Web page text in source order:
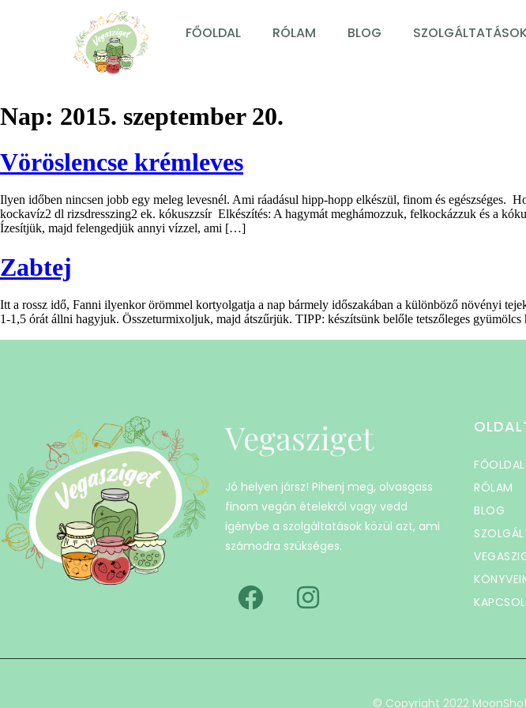
FŐOLDAL RÓLAM BLOG
Nap: 2015. szeptember 20.
Vöröslencse krémleves
Ilyen időben nincsen jobb egy meleg levesnél. Ami ráadásul hipp-hopp elkészül, finom és egészséges.
kockavíz2 dl rizsdresszing2 ek. kókuszzsír Elkészítés: A hagymát meghámozzuk, felkockázzuk és a
Ízesítjük, majd felengedjük annyi vízzel, ami […]
Zabtej
Itt a rossz idő, Fanni ilyenkor örömmel kortyolgatja a nap bármely időszakában a különböző növényi
1-1,5 órát állni hagyjuk. Összeturmixoljuk, majd átszűrjük. TIPP: készítsünk belőle tetszőleges gyümölcs
Vegasziget
Jó helyen jársz! Pihenj meg, olvasgass
finom vegán ételekről vagy vedd
igénybe a szolgáltatások közül azt, ami
számodra szükséges.
FŐOLDAL
RÓLAM
BLOG
© Copyright 2022